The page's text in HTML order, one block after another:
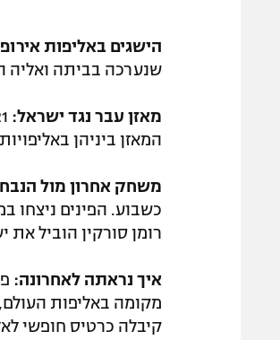
הישגים באליפות
שנערכה בביתה ואליה
מאזן עבר נגד ישראל:
המאזן ביניהן באליפויות
משחק אחרון מול
רומן סורקין הוביל את ישראל עם
איך נראתה לאחרונה:
קיבלה כרטיס חופשי